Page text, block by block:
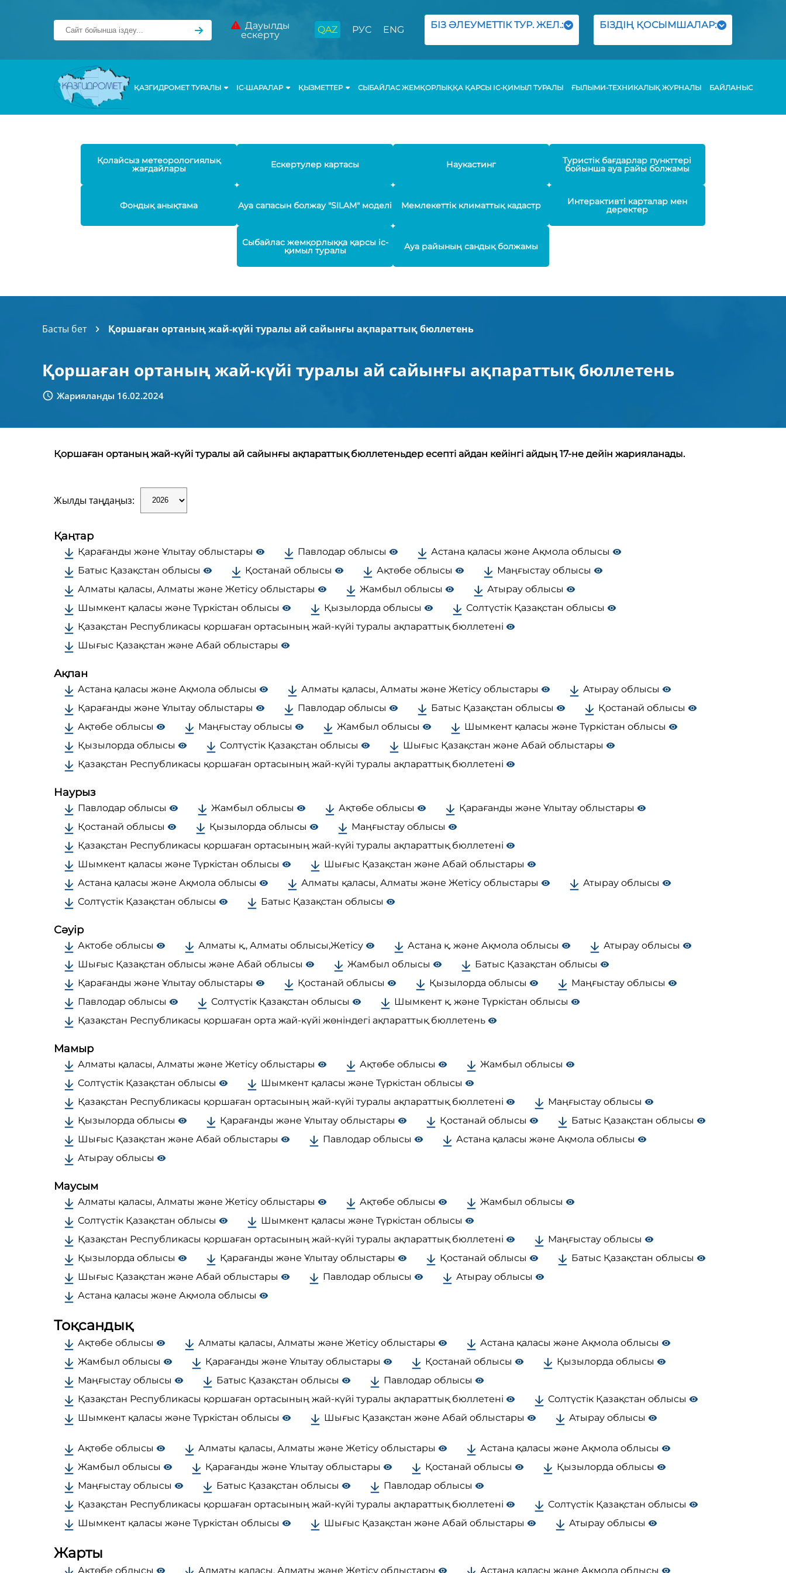
Дауылды
ескерту
QAZ РУС ENG БІЗ ӘЛЕУМЕТТІК ТУР. ЖЕЛ.: БІЗДІҢ ҚОСЫМШАЛАР:
ҚАЗГИДРОМЕТ ТУРАЛЫ ІС-ШАРАЛАР ҚЫЗМЕТТЕР СЫБАЙЛАС ЖЕМҚОРЛЫҚҚА ҚАРСЫ ІС-ҚИМЫЛ ТУРАЛЫ ҒЫЛЫМИ-ТЕХНИКАЛЫҚ ЖУРНАЛЫ БАЙЛАНЫС
Қолайсыз метеорологиялық
жағдайлары Ескертулер картасы Наукастинг Туристік бағдарлар пункттері
бойынша ауа райы болжамы
Фондық анықтама Ауа сапасын болжау "SILAM" моделі Мемлекеттік климаттық кадастр Интерактивті карталар мен
деректер
Сыбайлас жемқорлыққа қарсы іс-
қимыл туралы Ауа райының сандық болжамы
Басты бет Қоршаған ортаның жай-күйі туралы ай сайынғы ақпараттық бюллетень
Қоршаған ортаның жай-күйі туралы ай сайынғы ақпараттық бюллетень
Жарияланды 16.02.2024
Қоршаған ортаның жай-күйі туралы ай сайынғы ақпараттық бюллетеньдер есепті айдан кейінгі айдың 17-не дейін жарияланады.
Жылды таңдаңыз:
Қаңтар
Қарағанды және Ұлытау облыстары Павлодар облысы
Астана қаласы және Ақмола облысы
Батыс Қазақстан облысы
Қостанай облысы Ақтөбе облысы
Маңғыстау облысы
Алматы қаласы, Алматы және Жетісу облыстары
Жамбыл облысы
Атырау облысы
Шымкент қаласы және Түркістан облысы
Қызылорда облысы
Солтүстік Қазақстан облысы
Қазақстан Республикасы қоршаған ортасының жай-күйі туралы ақпараттық бюллетені
Шығыс Қазақстан және Абай облыстары
Ақпан
Астана қаласы және Ақмола облысы Алматы қаласы, Алматы және Жетісу облыстары
Атырау облысы
Қарағанды және Ұлытау облыстары
Павлодар облысы Батыс Қазақстан облысы
Қостанай облысы
Ақтөбе облысы
Маңғыстау облысы Жамбыл облысы
Шымкент қаласы және Түркістан облысы
Қызылорда облысы
Солтүстік Қазақстан облысы
Шығыс Қазақстан және Абай облыстары
Қазақстан Республикасы қоршаған ортасының жай-күйі туралы ақпараттық бюллетені
Наурыз
Павлодар облысы Жамбыл облысы Ақтөбе облысы
Қарағанды және Ұлытау облыстары
Қостанай облысы
Қызылорда облысы
Маңғыстау облысы
Қазақстан Республикасы қоршаған ортасының жай-күйі туралы ақпараттық бюллетені
Шымкент қаласы және Түркістан облысы
Шығыс Қазақстан және Абай облыстары
Астана қаласы және Ақмола облысы
Алматы қаласы, Алматы және Жетісу облыстары
Атырау облысы
Солтүстік Қазақстан облысы
Батыс Қазақстан облысы
Сәуір
Актобе облысы Алматы қ., Алматы облысы,Жетісу Астана қ. және Ақмола облысы
Атырау облысы
Шығыс Қазақстан облысы және Абай облысы
Жамбыл облысы
Батыс Қазақстан облысы
Қарағанды және Ұлытау облыстары
Қостанай облысы Қызылорда облысы
Маңғыстау облысы
Павлодар облысы
Солтүстік Қазақстан облысы
Шымкент қ. және Түркістан облысы
Қазақстан Республикасы қоршаған орта жай-күйі жөніндегі ақпараттық бюллетень
Мамыр
Алматы қаласы, Алматы және Жетісу облыстары Ақтөбе облысы
Жамбыл облысы
Солтүстік Қазақстан облысы
Шымкент қаласы және Түркістан облысы
Қазақстан Республикасы қоршаған ортасының жай-күйі туралы ақпараттық бюллетені
Маңғыстау облысы
Қызылорда облысы
Қарағанды және Ұлытау облыстары Қостанай облысы
Батыс Қазақстан облысы
Шығыс Қазақстан және Абай облыстары
Павлодар облысы
Астана қаласы және Ақмола облысы
Атырау облысы
Маусым
Алматы қаласы, Алматы және Жетісу облыстары Ақтөбе облысы
Жамбыл облысы
Солтүстік Қазақстан облысы
Шымкент қаласы және Түркістан облысы
Қазақстан Республикасы қоршаған ортасының жай-күйі туралы ақпараттық бюллетені
Маңғыстау облысы
Қызылорда облысы
Қарағанды және Ұлытау облыстары Қостанай облысы
Батыс Қазақстан облысы
Шығыс Қазақстан және Абай облыстары
Павлодар облысы
Атырау облысы
Астана қаласы және Ақмола облысы
Тоқсандық
Ақтөбе облысы Алматы қаласы, Алматы және Жетісу облыстары
Астана қаласы және Ақмола облысы
Жамбыл облысы
Қарағанды және Ұлытау облыстары Қостанай облысы
Қызылорда облысы
Маңғыстау облысы
Батыс Қазақстан облысы
Павлодар облысы
Қазақстан Республикасы қоршаған ортасының жай-күйі туралы ақпараттық бюллетені
Солтүстік Қазақстан облысы
Шымкент қаласы және Түркістан облысы
Шығыс Қазақстан және Абай облыстары Атырау облысы
Ақтөбе облысы Алматы қаласы, Алматы және Жетісу облыстары
Астана қаласы және Ақмола облысы
Жамбыл облысы
Қарағанды және Ұлытау облыстары Қостанай облысы
Қызылорда облысы
Маңғыстау облысы
Батыс Қазақстан облысы
Павлодар облысы
Қазақстан Республикасы қоршаған ортасының жай-күйі туралы ақпараттық бюллетені
Солтүстік Қазақстан облысы
Шымкент қаласы және Түркістан облысы
Шығыс Қазақстан және Абай облыстары Атырау облысы
Жарты
Ақтөбе облысы Алматы қаласы, Алматы және Жетісу облыстары Астана қаласы және Ақмола облысы